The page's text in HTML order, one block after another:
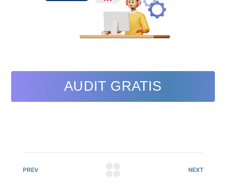
AUDIT GRATIS
PREV NEXT